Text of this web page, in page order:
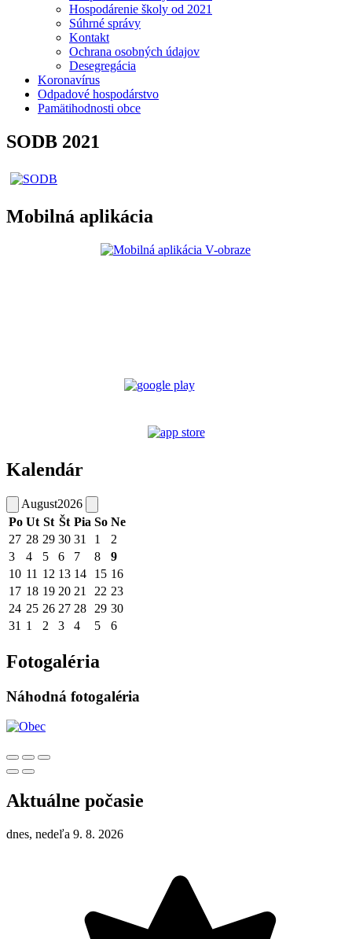
Hospodárenie školy od 2021
Súhrné správy
Kontakt
Ochrana osobných údajov
Desegregácia
Koronavírus
Odpadové hospodárstvo
Pamätihodnosti obce
SODB 2021
Mobilná aplikácia
Kalendár
August2026
Po Ut St Št Pia So Ne
27 28 29 30 31 1
2
3
4 5 6 7 8
9
10 11 12 13 14 15 16
17 18 19 20 21 22 23
24 25 26 27 28 29 30
31 1 2 3 4 5 6
Fotogaléria
Náhodná fotogaléria
Aktuálne počasie
dnes, nedeľa 9. 8. 2026